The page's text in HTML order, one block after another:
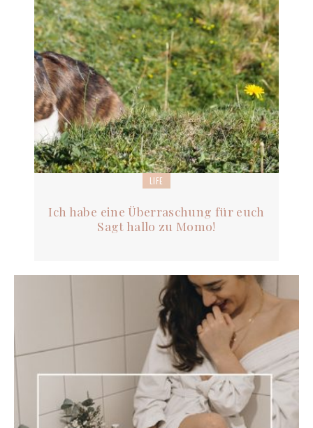
LIFE
Ich habe eine Überraschung für euch
Sagt hallo zu Momo!